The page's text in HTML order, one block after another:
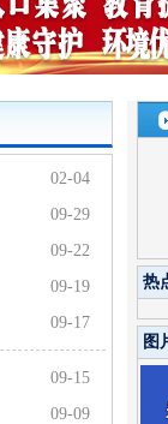
02-04
09-29
09-22
09-19
09-17
09-15
09-09
热
图